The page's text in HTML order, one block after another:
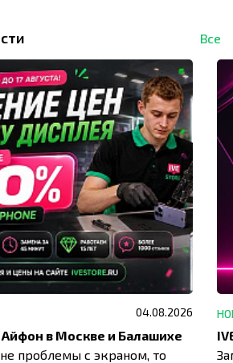
Все
04.08.2026
в Москве и Балашихе
проблемы с экраном, то